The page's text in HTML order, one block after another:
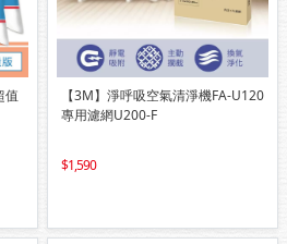
值
【3M】淨呼吸空氣清淨機FA-U120
專用濾網U200-F
1,590